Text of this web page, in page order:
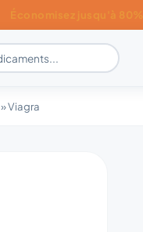
Économisez jusqu'à 80%
»Viagra